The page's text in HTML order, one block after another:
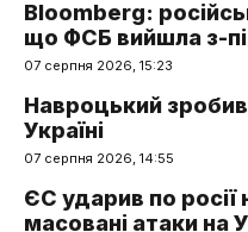
Bloomberg:
що ФСБ вийшла з-
07 серпня 2026, 15:23
Навроцький
Україні
07 серпня 2026, 14:55
ЄС ударив по росії
масовані атаки на